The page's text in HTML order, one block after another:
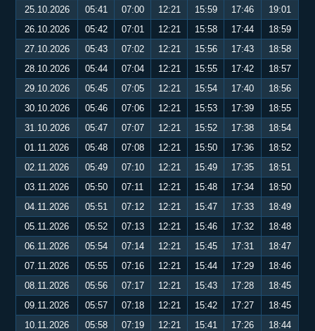
25.10.2026
05:41 07:00 12:21 15:59 17:46
19:01
26.10.2026
05:42 07:01 12:21 15:58 17:44
18:59
27.10.2026
05:43 07:02 12:21 15:56 17:43
18:58
28.10.2026
05:44 07:04 12:21 15:55 17:42
18:57
29.10.2026
05:45 07:05 12:21 15:54 17:40
18:56
30.10.2026
05:46 07:06 12:21 15:53 17:39
18:55
31.10.2026
05:47 07:07 12:21 15:52 17:38
18:54
01.11.2026
05:48 07:08 12:21 15:50 17:36
18:52
02.11.2026
05:49 07:10 12:21 15:49 17:35
18:51
03.11.2026
05:50 07:11 12:21 15:48 17:34
18:50
04.11.2026
05:51 07:12 12:21 15:47 17:33
18:49
05.11.2026
05:52 07:13 12:21 15:46 17:32
18:48
06.11.2026
05:54 07:14 12:21 15:45 17:31
18:47
07.11.2026
05:55 07:16 12:21 15:44 17:29
18:46
08.11.2026
05:56 07:17 12:21 15:43 17:28
18:45
09.11.2026
05:57 07:18 12:21 15:42 17:27
18:45
10.11.2026
05:58 07:19 12:21 15:41 17:26
18:44